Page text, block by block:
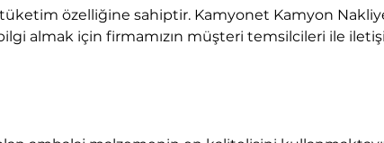
özelliğine sahiptir. Kamyonet Kamyon
almak için firmamızın müşteri temsilcileri ile